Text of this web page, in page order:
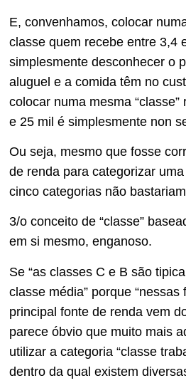
E, convenhamos, colocar
classe quem recebe entre 3,4
simplesmente desconhecer o
aluguel e a comida têm no
colocar numa mesma “classe”
e 25 mil é simplesmente non
Ou seja, mesmo que fosse
de renda para categorizar
cinco categorias não
3/o conceito de “classe”
em si mesmo, enganoso.
Se “as classes C e B são
classe média” porque “nessas
principal fonte de renda vem
parece óbvio que muito mais
utilizar a categoria “classe
dentro da qual existem